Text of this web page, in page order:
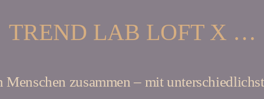
TREND LAB LOFT X …
zusammen – mit